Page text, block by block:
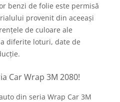
benzi de folie este permisă
provenit din aceeași
de culoare ale
diferite loturi, date de
Car Wrap 3M 2080!
din seria Wrap Car 3M